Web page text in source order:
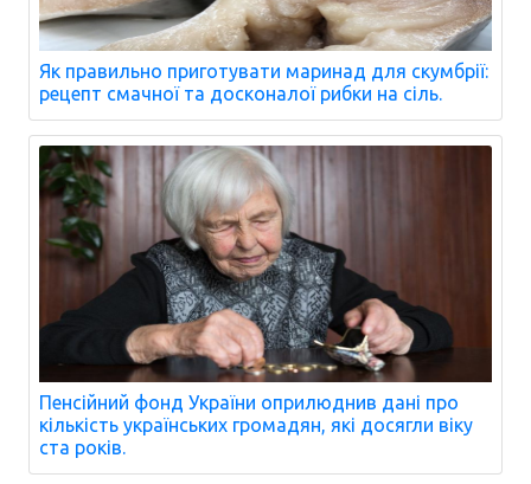
Як правильно приготувати маринад для скумбрії:
рецепт смачної та досконалої рибки на сіль.
Пенсійний фонд України оприлюднив дані про
кількість українських громадян, які досягли віку
ста років.